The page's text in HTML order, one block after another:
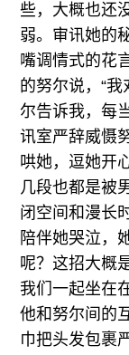
些，大概也还
弱。审讯她的
嘴调情式的花
的努尔说，“
尔告诉我，每
讯室严辞威慑
哄她，逗她开
几段也都是被
闭空间和漫长
陪伴她哭泣，
呢？这招大概
我们一起坐在
他和努尔间的
巾把头发包裹